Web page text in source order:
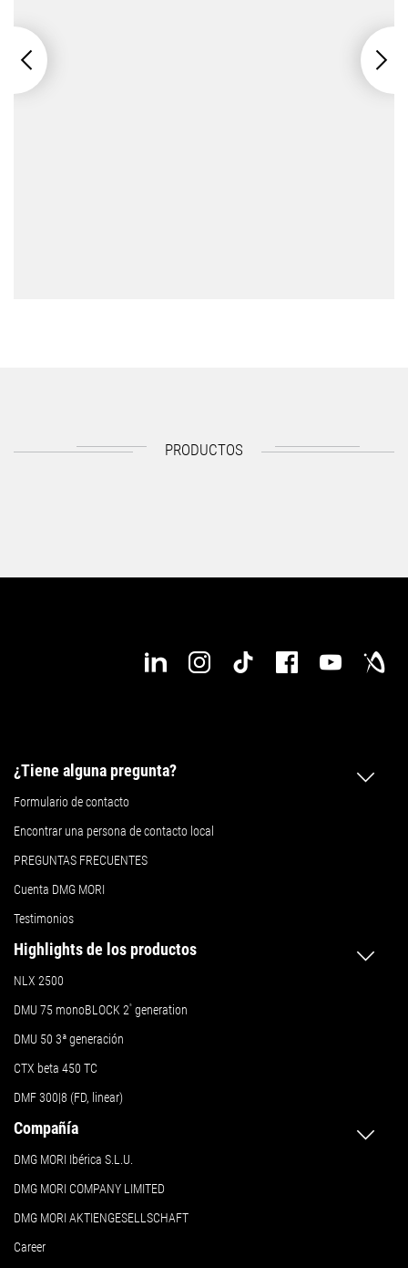
PRODUCTOS
¿Tiene alguna pregunta?
Formulario de contacto
Encontrar una persona de contacto local
PREGUNTAS FRECUENTES
Cuenta DMG MORI
Testimonios
Highlights de los productos
NLX 2500
DMU 75 monoBLOCK 2ª generation
DMU 50 3ª generación
CTX beta 450 TC
DMF 300|8 (FD, linear)
Compañía
DMG MORI Ibérica S.L.U.
DMG MORI COMPANY LIMITED
DMG MORI AKTIENGESELLSCHAFT
Career